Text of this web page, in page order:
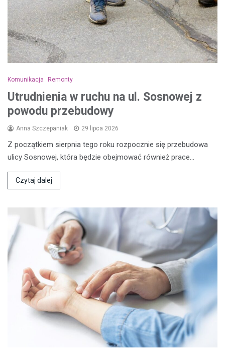
Komunikacja Remonty
Utrudnienia w ruchu na ul. Sosnowej z
powodu przebudowy
Anna Szczepaniak 29 lipca 2026
Z początkiem sierpnia tego roku rozpocznie się przebudowa
ulicy Sosnowej, która będzie obejmować również prace…
Czytaj dalej